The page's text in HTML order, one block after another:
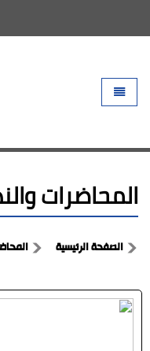
Toggle
المحاضرات
الصفحة الرئيسية